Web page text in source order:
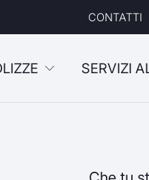
CONTATTI
SERVIZI